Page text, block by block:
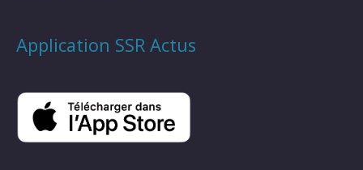
Application SSR Actus